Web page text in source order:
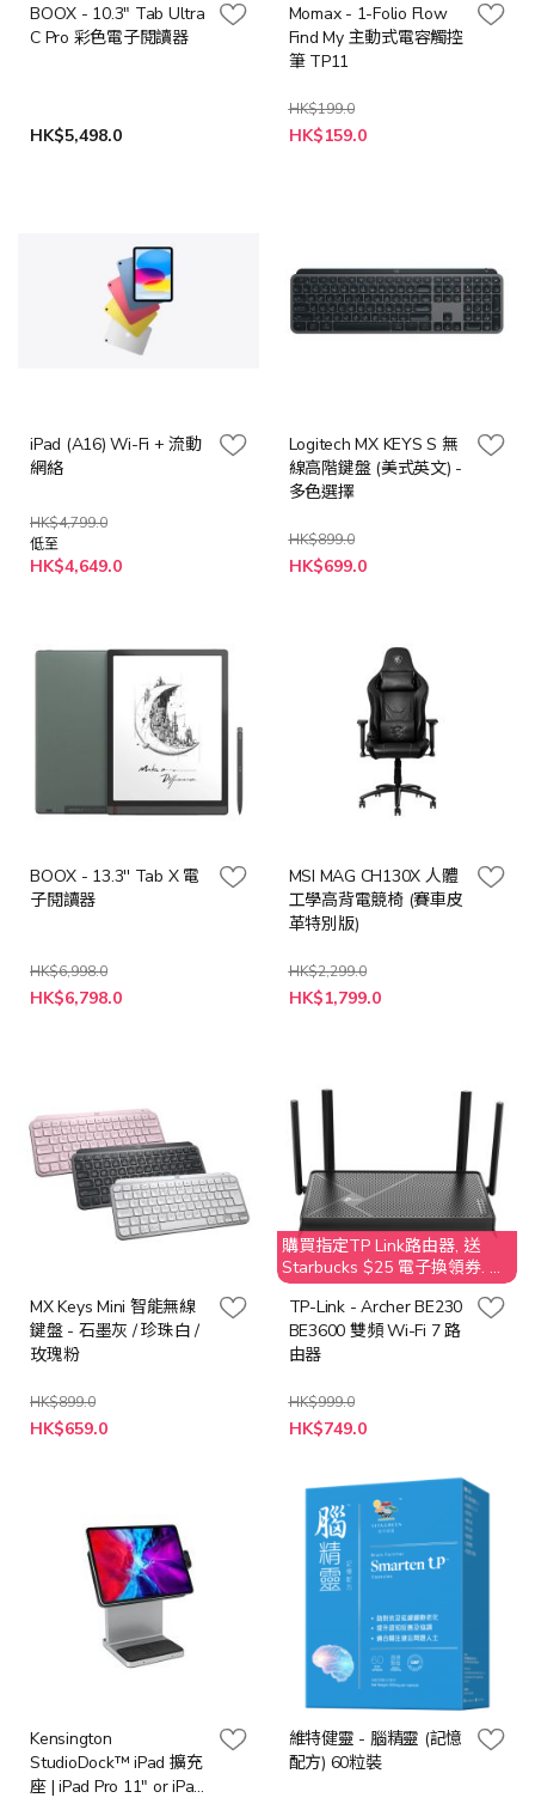
BOOX - 10.3" Tab Ultra
C Pro 彩色電子閱讀器
HK$5,498.0
Momax - 1-Folio Flow
Find My 主動式電容觸控
筆 TP11
HK$199.0
特
殊
HK$159.0
iPad (A16) Wi-Fi + 流動
網絡
HK$4,799.0
低至
HK$4,649.0
Logitech MX KEYS S 無
線高階鍵盤 (美式英文) -
多色選擇
HK$899.0
HK$699.0
BOOX - 13.3'' Tab X 電
子閱讀器
HK$6,998.0
特
殊
HK$6,798.0
MSI MAG CH130X 人體
工學高背電競椅 (賽車皮
革特別版)
HK$2,299.0
特
殊
HK$1,799.0
MX Keys Mini 智能無線
鍵盤 - 石墨灰 / 珍珠白 /
玫瑰粉
HK$899.0
HK$659.0
購買指定TP Link路由器, 送
Starbucks $25 電子換領券. 不
接受取消訂單；客人需要退還
贈品 Starbucks $25 之價值
TP-Link - Archer BE230
BE3600 雙頻 Wi-Fi 7 路
由器
HK$999.0
特
殊
HK$749.0
Kensington
StudioDock™ iPad 擴充
座 | iPad Pro 11" or iPad
維特健靈 - 腦精靈 (記憶
配方) 60粒裝